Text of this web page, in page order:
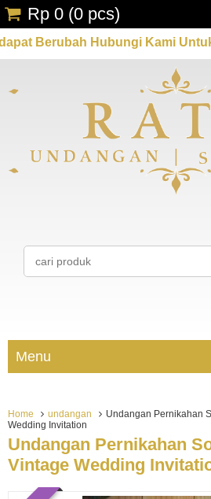
Hubungi Kami Untuk Harga
Rp 0 (0 pcs)
Menu
Home undangan
Undangan Pernikahan
Wedding Invitation
Undangan Pernikahan
Vintage Wedding